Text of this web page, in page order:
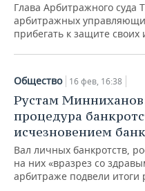
Глава Арбитражного суда
арбитражных
прибегать к защите своих
Общество 16 фев, 16:38
Рустам
процедура
исчезновением
Вал личных банкротств,
на них «вразрез со
арбитраже подвели итоги